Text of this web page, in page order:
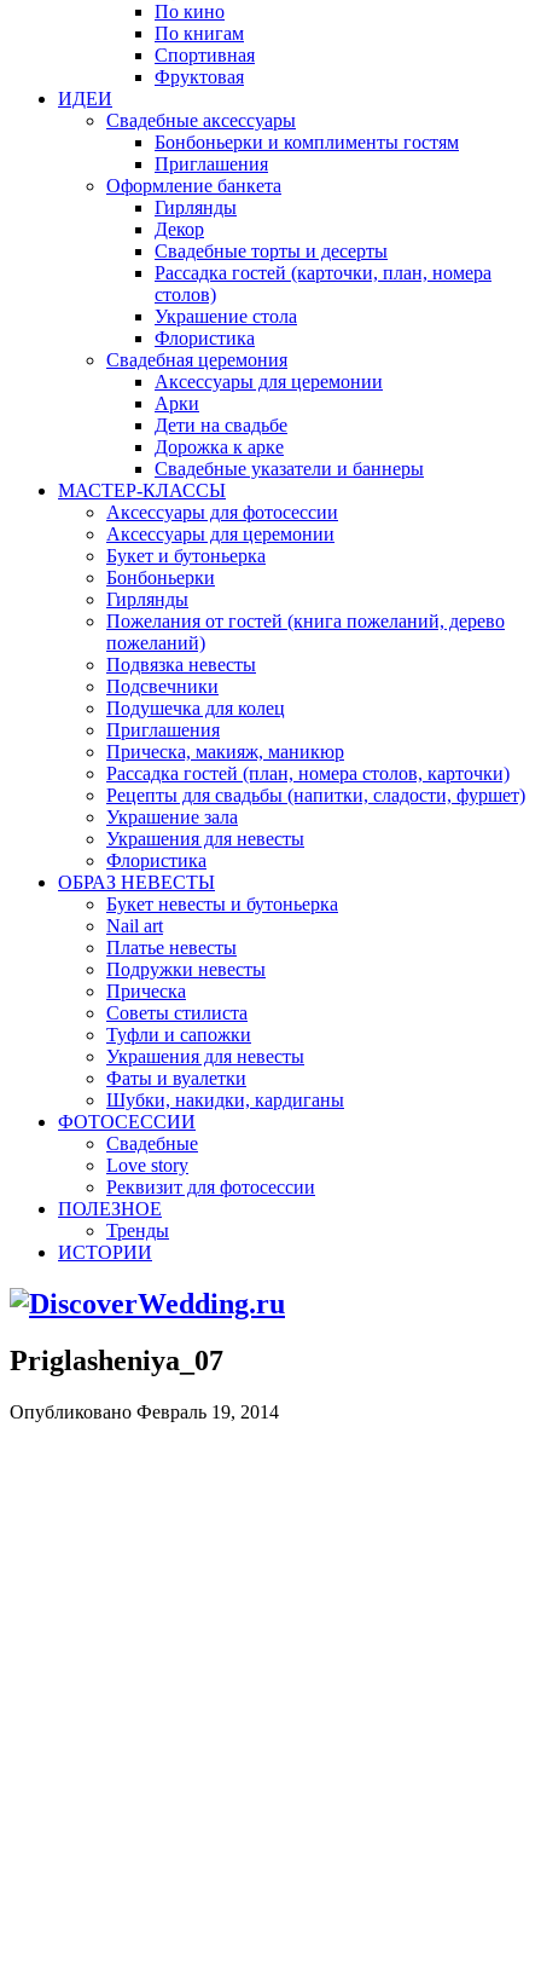
По кино
По книгам
Спортивная
Фруктовая
ИДЕИ
Свадебные аксессуары
Бонбоньерки и комплименты гостям
Приглашения
Оформление банкета
Гирлянды
Декор
Свадебные торты и десерты
Рассадка гостей (карточки, план, номера
столов)
Украшение стола
Флористика
Свадебная церемония
Аксессуары для церемонии
Арки
Дети на свадьбе
Дорожка к арке
Свадебные указатели и баннеры
МАСТЕР-КЛАССЫ
Аксессуары для фотосессии
Аксессуары для церемонии
Букет и бутоньерка
Бонбоньерки
Гирлянды
Пожелания от гостей (книга пожеланий, дерево
пожеланий)
Подвязка невесты
Подсвечники
Подушечка для колец
Приглашения
Прическа, макияж, маникюр
Рассадка гостей (план, номера столов, карточки)
Рецепты для свадьбы (напитки, сладости, фуршет)
Украшение зала
Украшения для невесты
Флористика
ОБРАЗ НЕВЕСТЫ
Букет невесты и бутоньерка
Nail art
Платье невесты
Подружки невесты
Прическа
Советы стилиста
Туфли и сапожки
Украшения для невесты
Фаты и вуалетки
Шубки, накидки, кардиганы
ФОТОСЕССИИ
Свадебные
Love story
Реквизит для фотосессии
ПОЛЕЗНОЕ
Тренды
ИСТОРИИ
Priglasheniya_07
Опубликовано Февраль 19, 2014